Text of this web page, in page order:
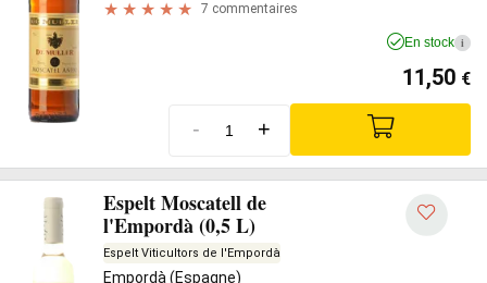
7 commentaires
En stock i
11,50 €
- +
Espelt Moscatell de
l'Empordà (0,5 L)
Espelt Viticultors de l'Empordà
Empordà (Espagne)